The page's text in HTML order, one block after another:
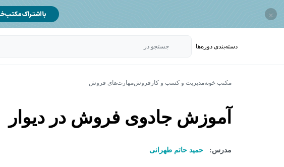
×
دسته‌بندی‌ دوره‌ها جستجو در
مکتب خونهمدیریت و کسب و کار فروشمهارت‌های فروش
آموزش جادوی فروش در دیوار
مدرس: حمید حاتم طهرانی